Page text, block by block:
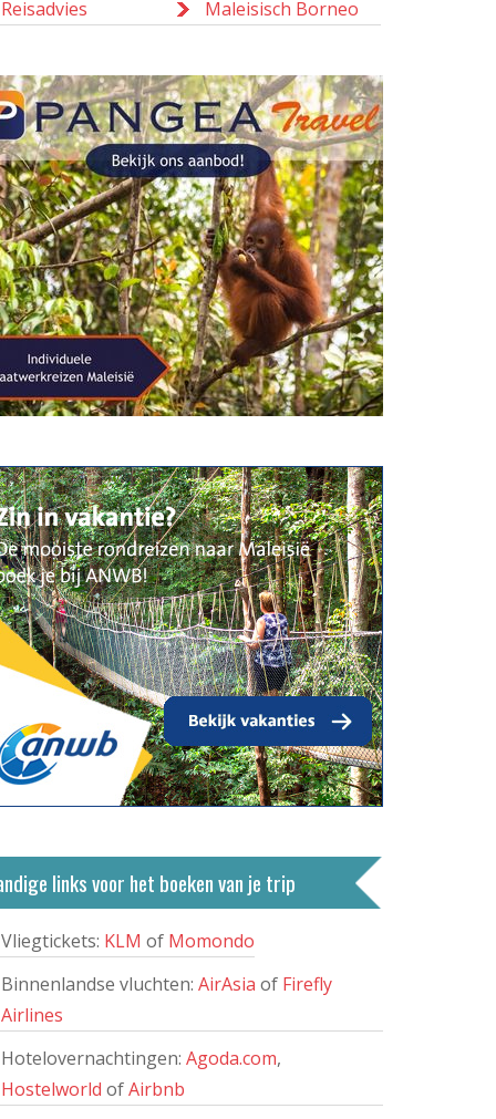
Reisadvies
Maleisisch Borneo
links voor het boeken van je trip
Vliegtickets: KLM of Momondo
Binnenlandse vluchten: AirAsia of Firefly
Airlines
Hotelovernachtingen: Agoda.com,
Hostelworld ofAirbnb